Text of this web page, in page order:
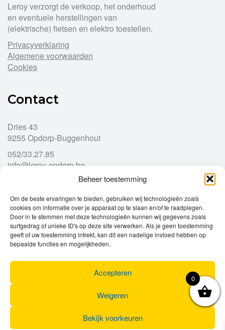
Beheer toestemming
Om de beste ervaringen te bieden, gebruiken wij technologieën zoals
cookies om informatie over je apparaat op te slaan en/of te raadplegen.
Door in te stemmen met deze technologieën kunnen wij gegevens zoals
surfgedrag of unieke ID's op deze site verwerken. Als je geen toestemming
geeft of uw toestemming intrekt, kan dit een nadelige invloed hebben op
bepaalde functies en mogelijkheden.
Accepteren
Weigeren
Bekijk voorkeuren
Leroy verzorgt de verkoop, het onderhoud
en eventuele herstellingen van
(elektrische) fietsen en elektro toestellen.
Privacyverklaring
Algemene voorwaarden
Cookies
Contact
Dries 43
9255 Opdorp-Buggenhout
052/33.27.85
info@leroy-opdorp.be
Openingsuren
Ma
gesloten
Di
9u – 12u
13u – 18u00
Wo
9u – 12u
13u – 18u00
Do
9u – 12u
13u – 18u00
13u – 18u00
Za
0